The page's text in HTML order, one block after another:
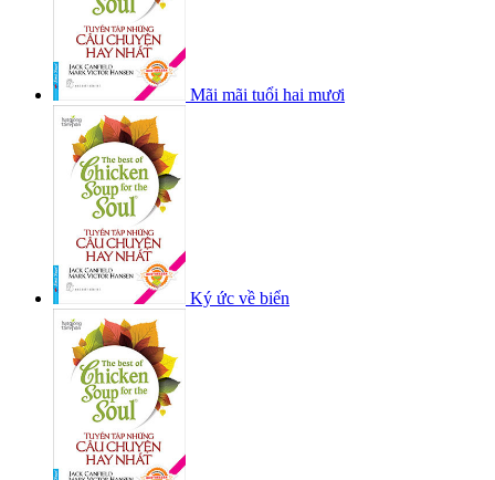
Mãi mãi tuổi hai mươi
Ký ức về biển